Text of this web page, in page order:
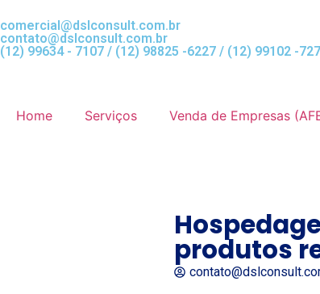
comercial@dslconsult.com.br
contato@dslconsult.com.br
(12) 99634 - 7107 / (12) 98825 -6227 / (12) 99102 -
Home Serviços Venda de Empresas
produtos